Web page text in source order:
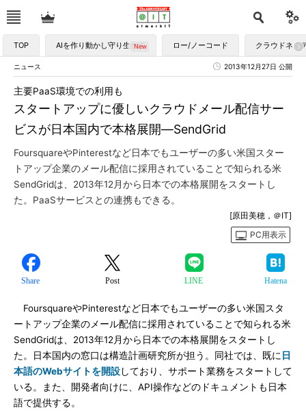
TOP AIを作り動かし守り生かす ロー/ノーコード クラウドネイ
ニュース 2013年12月27日 公開
スタートアップに優しいクラウドメール配信サー
ビスが日本国内で本格展開―SendGrid
主要PaaS環境での利用も
FoursquareやPinterestなど日本でもユーザーの多い米国スター
トアップ企業のメール配信に採用されていることで知られる米
SendGridは、2013年12月から日本での本格展開をスタートし
た。PaaSサービスとの連携もできる。
[原田美穂，＠IT]
PC用表示
Share Post LINE Hatena
FoursquareやPinterestなど日本でもユーザーの多い米国スタ
ートアップ企業のメール配信に採用されていることで知られる米
SendGridは、2013年12月から日本での本格展開をスタートし
た。日本国内の窓口は構造計画研究所が担う。同社では、既に 日
本語のWebサイトを開設しており、サポート業務をスタートして
いる。また、開発者向けに、API操作などのドキュメントも日本
語で提供する。